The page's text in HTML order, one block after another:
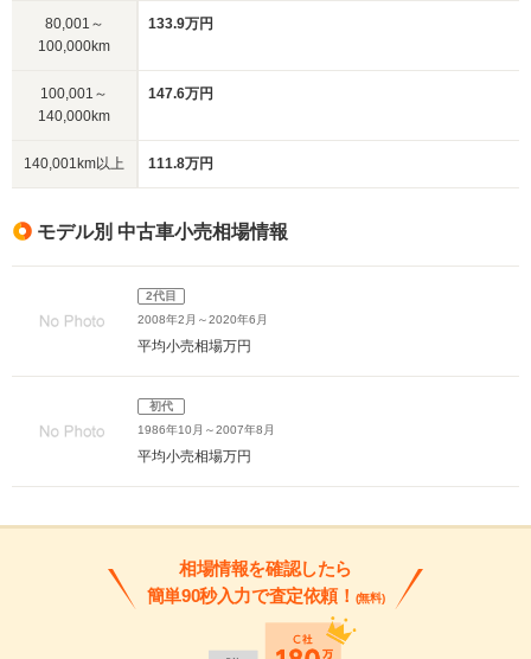
80,001～
100,000km
133.9万円
100,001～
140,000km
147.6万円
140,001km以上 111.8万円
モデル別 中古車小売相場情報
2代目
2008年2月～2020年6月
平均小売相場万円
初代
1986年10月～2007年8月
平均小売相場万円
相場情報を確認したら
簡単90秒入力で査定依頼！ (無料)